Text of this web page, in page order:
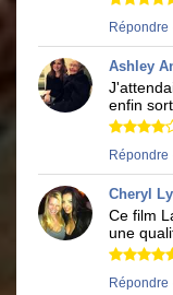
Répondre
Ashley
enfin
Répondre
Cheryl
Ce film
une
Répondre